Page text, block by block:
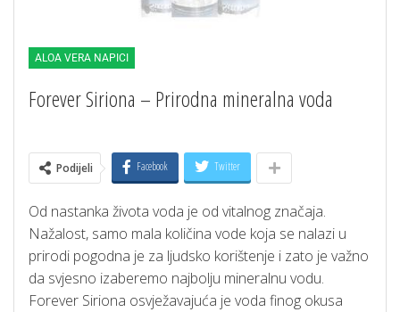
ALOA VERA NAPICI
Forever Siriona – Prirodna mineralna voda
Podijeli Facebook Twitter
Od nastanka života voda je od vitalnog značaja.
Nažalost, samo mala količina vode koja se nalazi u
prirodi pogodna je za ljudsko korištenje i zato je važno
da svjesno izaberemo najbolju mineralnu vodu.
Forever Siriona osvježavajuća je voda finog okusa